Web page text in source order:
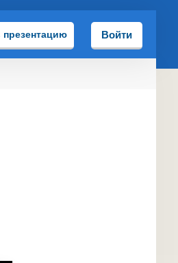
Войти